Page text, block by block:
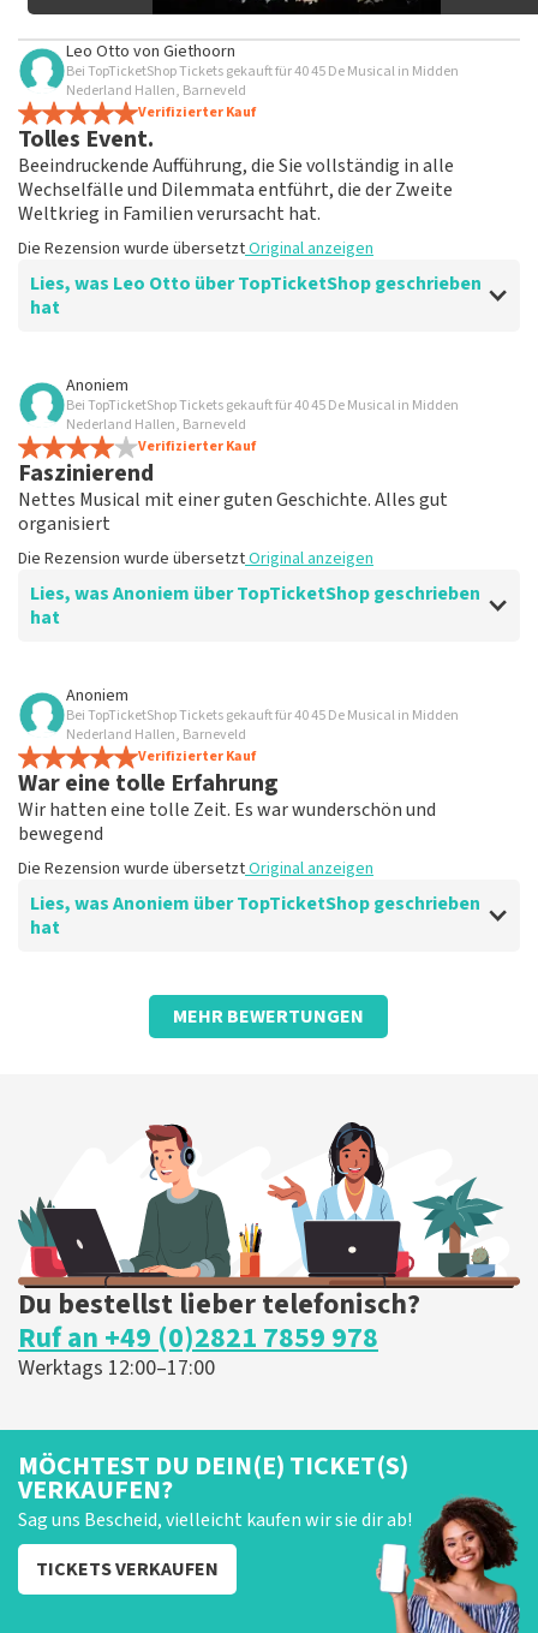
Leo Otto von Giethoorn
Bei TopTicketShop Tickets gekauft für 40 45 De Musical in Midden
Nederland Hallen, Barneveld
Verifizierter Kauf
Tolles Event.
Beeindruckende Aufführung, die Sie vollständig in alle
Wechselfälle und Dilemmata entführt, die der Zweite
Weltkrieg in Familien verursacht hat.
Die Rezension wurde übersetztOriginal anzeigen
Lies, was Leo Otto über TopTicketShop geschrieben
hat
Bewertung von Leo Otto über
Fein
Die Rezension wurde übersetzt
Anoniem
Bei TopTicketShop Tickets gekauft für 40 45 De Musical in Midden
Nederland Hallen, Barneveld
Verifizierter Kauf
Faszinierend
Nettes Musical mit einer guten Geschichte. Alles gut
organisiert
Die Rezension wurde übersetztOriginal anzeigen
Lies, was Anoniem über TopTicketShop geschrieben
hat
Bewertung von Anoniem über
Ist alles wahr?
Alles hat funktioniert
Die Rezension wurde übersetztOriginal anzeigen
Anoniem
Bei TopTicketShop Tickets gekauft für 40 45 De Musical in Midden
Nederland Hallen, Barneveld
Verifizierter Kauf
War eine tolle Erfahrung
Wir hatten eine tolle Zeit. Es war wunderschön und
bewegend
Die Rezension wurde übersetztOriginal anzeigen
Lies, was Anoniem über TopTicketShop geschrieben
hat
Bewertung von Anoniem überTopTicketShop
Gut organisiert
MEHR BEWERTUNGEN
Du bestellst lieber telefonisch?
Ruf an +49 (0)2821 7859 978
Werktags 12:00–17:00
MÖCHTEST DU DEIN(E) TICKET(S)
VERKAUFEN?
Sag uns Bescheid, vielleicht kaufen wir sie dir ab!
TICKETS VERKAUFEN